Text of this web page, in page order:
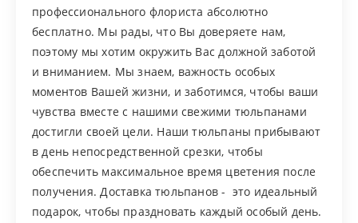
профессионального флориста абсолютно
бесплатно. Мы рады, что Вы доверяете нам,
поэтому мы хотим окружить Вас должной заботой
и вниманием. Мы знаем, важность особых
моментов Вашей жизни, и заботимся, чтобы ваши
чувства вместе с нашими свежими тюльпанами
достигли своей цели. Наши тюльпаны прибывают
в день непосредственной срезки, чтобы
обеспечить максимальное время цветения после
получения. Доставка тюльпанов - это идеальный
подарок, чтобы праздновать каждый особый день.